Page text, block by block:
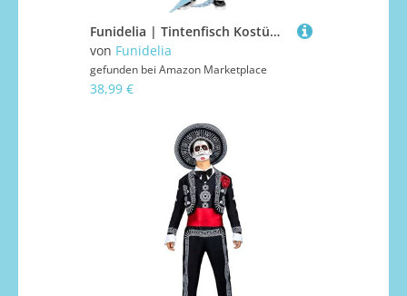
Funidelia | Tintenfisch Kostüm für Jungen & Mädchen Tiere - Kostüme für Kinder & Verkleidung für Partys, Karneval & Halloween - Größe 3-4 Jahre - Weiß
von Funidelia
gefunden bei Amazon Marketplace
38,99 €